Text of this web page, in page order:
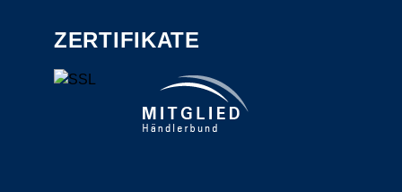
ZERTIFIKATE